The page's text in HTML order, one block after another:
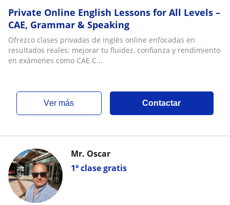
Private Online English Lessons for All Levels –
CAE, Grammar & Speaking
Ofrezco clases privadas de inglés online enfocadas en
resultados reales: mejorar tu fluidez, confianza y rendimiento
en exámenes como CAE.C...
ver más Contactar
1ª clase gratis
Mr. Oscar